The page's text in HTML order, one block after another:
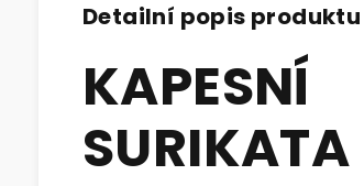
Detailní popis produktu
SURIKATA